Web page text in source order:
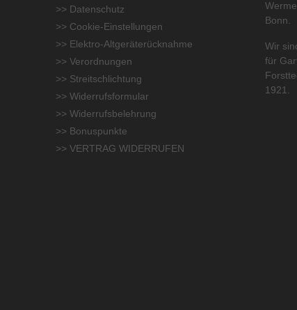
>> Datenschutz
>> Cookie-Einstellungen
>> Elektro-Altgeräterücknahme
>> Verordnungen
>> Streitschlichtung
>> Widerrufsformular
>> Widerrufsbelehrung
>> Bonuspunkte
>> VERTRAG WIDERRUFEN
Bonn.
Wir
für
1921.